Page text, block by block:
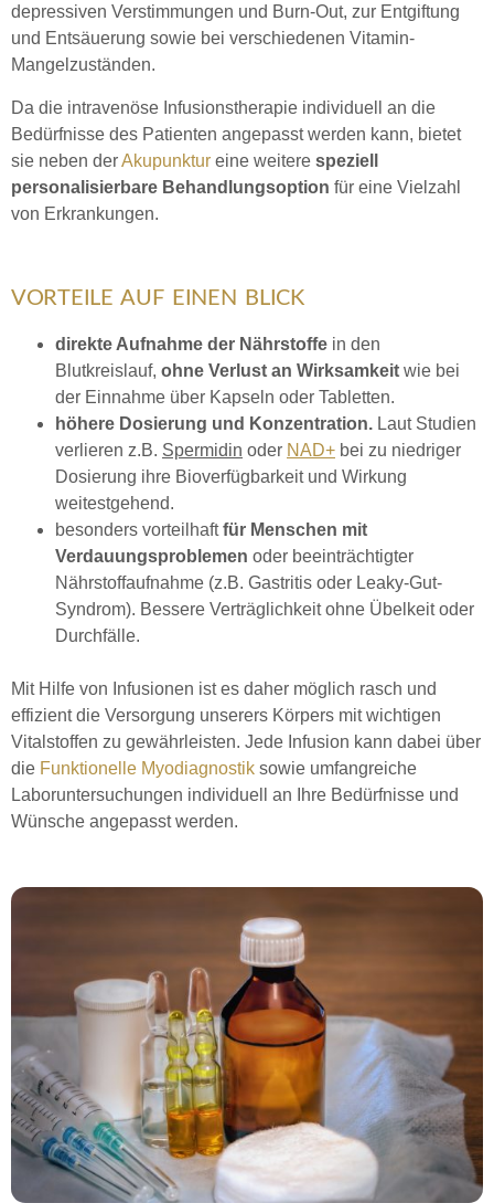
depressiven Verstimmungen und Burn-Out, zur Entgiftung
und Entsäuerung sowie bei verschiedenen Vitamin-
Mangelzuständen.
Da die intravenöse Infusionstherapie individuell an die
Bedürfnisse des Patienten angepasst werden kann, bietet
sie neben derAkupunktur eine weitere speziell
personalisierbare Behandlungsoption für eine Vielzahl
von Erkrankungen.
VORTEILE AUF EINEN BLICK
direkte Aufnahme der Nährstoffe in den
Blutkreislauf, ohne Verlust an Wirksamkeit wie bei
der Einnahme über Kapseln oder Tabletten.
höhere Dosierung und Konzentration. Laut Studien
verlieren z.B. Spermidin oder NAD+ bei zu niedriger
Dosierung ihre Bioverfügbarkeit und Wirkung
weitestgehend.
besonders vorteilhaftfür Menschen mit
Verdauungsproblemen oder beeinträchtigter
Nährstoffaufnahme (z.B. Gastritis oder Leaky-Gut-
Syndrom). Bessere Verträglichkeit ohne Übelkeit oder
Durchfälle.
Mit Hilfe von Infusionen ist es daher möglich rasch und
effizient die Versorgung unserers Körpers mit wichtigen
Vitalstoffen zu gewährleisten. Jede Infusion kann dabei über
die Funktionelle Myodiagnostik sowie umfangreiche
Laboruntersuchungen individuell an Ihre Bedürfnisse und
Wünsche angepasst werden.